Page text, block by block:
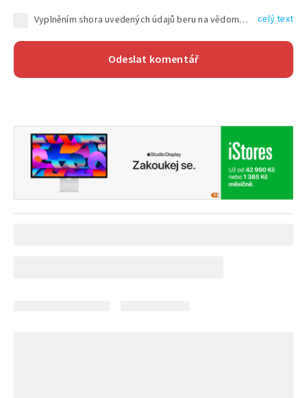
Vyplněním shora uvedených údajů beru na vědomí, že společnost TEXT FACTORY s.r.o., sídlem Brno, Durďákova 336/29, Černá Pole, PSČ: 613 00, IČ: 06157831, zapsané u Krajského soudu v Brně, oddíl C, vložka 100399, bude zpracovávat mé osobní údaje uvedené v rámci mnou vyplněného registračního formuláře na základě oprávněných zájmů TEXT FACTORY s.r.o. dle čl. 6 odst. 1 písm. f) GDPR a pro splnění právních povinností (čl. 6 odst. 1 písm. c) GDPR), a to pro tyto účely: nezbytnost zajistit oprávnění návštěvníka webových stránek provozovaných společností TEXT FACTORY s.r.o. přispívat aktivně ke zveřejněným článkům nebo v rámci diskusních fór a výkon práv TEXT FACTORY s.r.o. jako administrátora těchto diskusních fór. Více informací o zpracování osobních údajů a právech lze nalézt v celý text